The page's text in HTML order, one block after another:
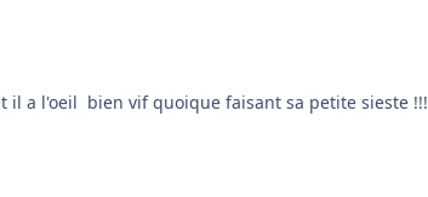
il a l'oeil bien vif quoique faisant sa petite sieste !!!